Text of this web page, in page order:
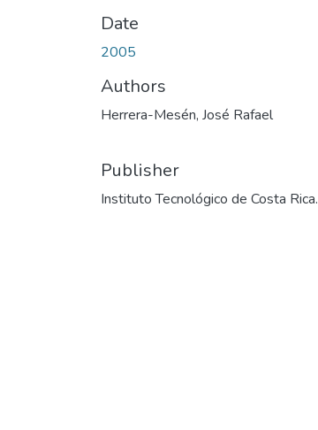
Date
2005
Authors
Herrera-Mesén, José Rafael
Publisher
Instituto Tecnológico de Costa Rica.